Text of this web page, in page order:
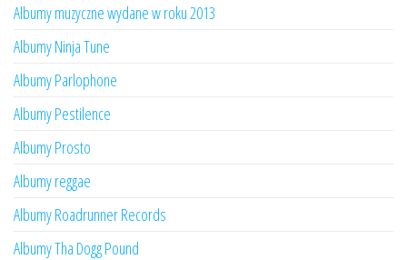
Albumy muzyczne wydane w roku 2013
Albumy Ninja Tune
Albumy Parlophone
Albumy Pestilence
Albumy Prosto
Albumy reggae
Albumy Roadrunner Records
Albumy Tha Dogg Pound